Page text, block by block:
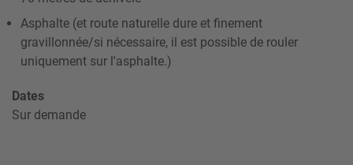
Asphalte (et route naturelle dure et finement
gravillonnée/si nécessaire, il est possible de rouler
uniquement sur l'asphalte.)
Dates
Sur demande